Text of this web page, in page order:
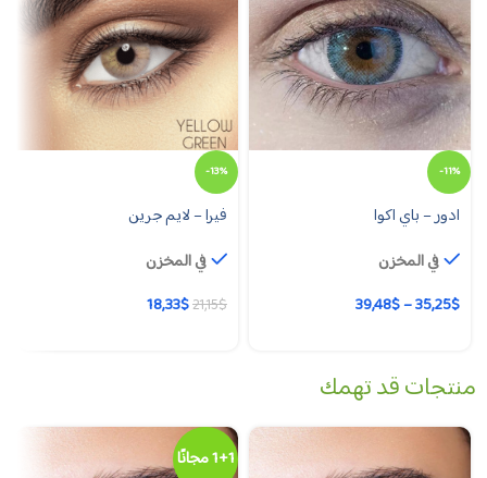
-11%
ادور – باي اكوا
في المخزن
35,25$
–
39,48$
-13%
فيرا – لايم جرين
في المخزن
21,15$
18,33$
منتجات قد تهمك
1+1 مجانًا